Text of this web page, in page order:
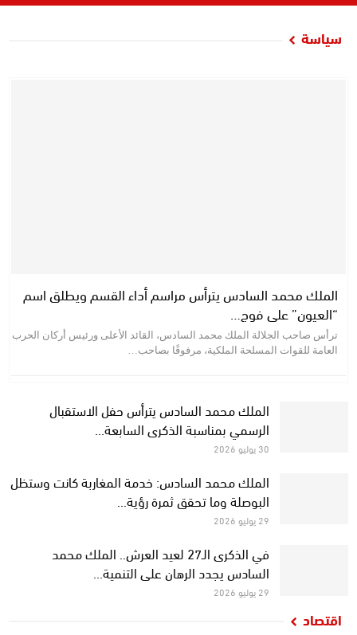
سياسة
الملك محمد السادس يترأس مراسم أداء القسم ويطلق اسم
“العيون” على فوج…
ترأس صاحب الجلالة الملك محمد السادس، القائد الأعلى ورئيس أركان الحرب
العامة للقوات المسلحة الملكية، مرفوقًا بصاحب…
الملك محمد السادس يترأس حفل الاستقبال
الرسمي بمناسبة الذكرى السابعة…
30 يوليو 2026
الملك محمد السادس: خدمة المغاربة كانت وستظل
البوصلة وما تحقق ثمرة رؤية…
29 يوليو 2026
في الذكرى الـ27 لعيد العرش.. الملك محمد
السادس يجدد الرهان على التنمية…
29 يوليو 2026
اقتصاد